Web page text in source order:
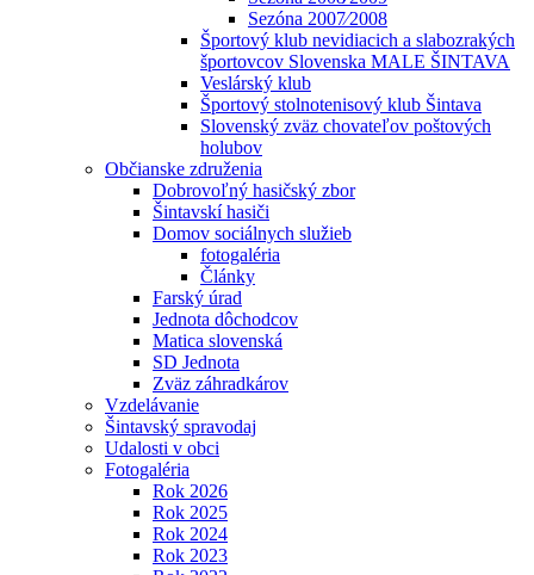
Sezóna 2007⁄2008
Športový klub nevidiacich a slabozrakých
športovcov Slovenska MALE ŠINTAVA
Veslárský klub
Športový stolnotenisový klub Šintava
Slovenský zväz chovateľov poštových
holubov
Občianske združenia
Dobrovoľný hasičský zbor
Šintavskí hasiči
Domov sociálnych služieb
fotogaléria
Články
Farský úrad
Jednota dôchodcov
Matica slovenská
SD Jednota
Zväz záhradkárov
Vzdelávanie
Šintavský spravodaj
Udalosti v obci
Fotogaléria
Rok 2026
Rok 2025
Rok 2024
Rok 2023